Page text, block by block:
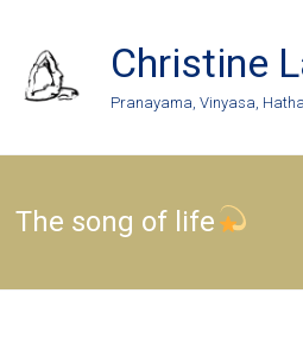
content
Christine
Pranayama, Vinyasa,
The song of life